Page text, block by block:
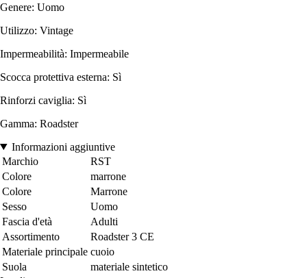
Genere: Uomo
Utilizzo: Vintage
Impermeabilità: Impermeabile
Scocca protettiva esterna: Sì
Rinforzi caviglia: Sì
Gamma: Roadster
Informazioni aggiuntive
Marchio
RST
Colore
marrone
Colore
Marrone
Sesso
Uomo
Fascia d'età
Adulti
Assortimento
Roadster 3 CE
Materiale principale cuoio
Suola
materiale sintetico